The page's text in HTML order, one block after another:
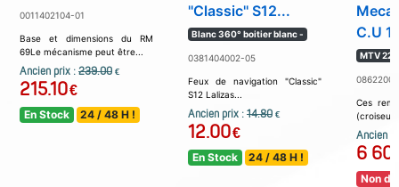
0011402104-01
Base et dimensions du RM
69Le mécanisme peut être...
Ancien prix : 239.00 €
215.10€
En Stock 24 / 48 H !
''Classic'' S12...
Blanc 360° boitier blanc -
0381404002-05
Feux de navigation "Classic"
S12 Lalizas...
Ancien prix : 14.80 €
12.00€
En Stock 24 / 48 H !
C.U
MTV
Ces
(croiseur
Ancien
6
Non